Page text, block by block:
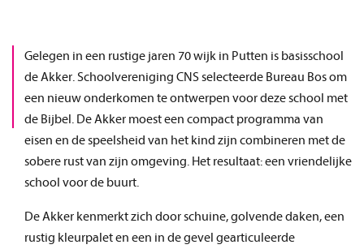
Gelegen in een rustige jaren 70 wijk in Putten is basisschool
de Akker. Schoolvereniging CNS selecteerde Bureau Bos om
een nieuw onderkomen te ontwerpen voor deze school met
de Bijbel. De Akker moest een compact programma van
eisen en de speelsheid van het kind zijn combineren met de
sobere rust van zijn omgeving. Het resultaat: een vriendelijke
school voor de buurt.
De Akker kenmerkt zich door schuine, golvende daken, een
rustig kleurpalet en een in de gevel gearticuleerde